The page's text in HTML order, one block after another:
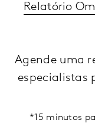
Relatório
Agende uma
especialistas
*15 minutos